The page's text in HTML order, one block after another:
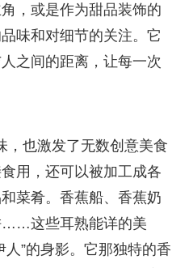
，或是作为甜品装饰的
味和对细节的关注。它
之间的距离，让每一次
，也激发了无数创意美食
用，还可以被加工成各
菜肴。香蕉船、香蕉奶
……这些耳熟能详的美
”的身影。它那独特的香